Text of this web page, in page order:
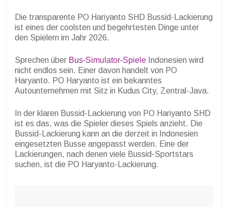
Die transparente PO Hariyanto SHD Bussid-Lackierung
ist eines der coolsten und begehrtesten Dinge unter
den Spielern im Jahr 2026.
Sprechen über Bus-Simulator-Spiele Indonesien wird
nicht endlos sein. Einer davon handelt von PO
Haryanto. PO Haryanto ist ein bekanntes
Autounternehmen mit Sitz in Kudus City, Zentral-Java.
In der klaren Bussid-Lackierung von PO Hariyanto SHD
ist es das, was die Spieler dieses Spiels anzieht. Die
Bussid-Lackierung kann an die derzeit in Indonesien
eingesetzten Busse angepasst werden. Eine der
Lackierungen, nach denen viele Bussid-Sportstars
suchen, ist die PO Haryanto-Lackierung.